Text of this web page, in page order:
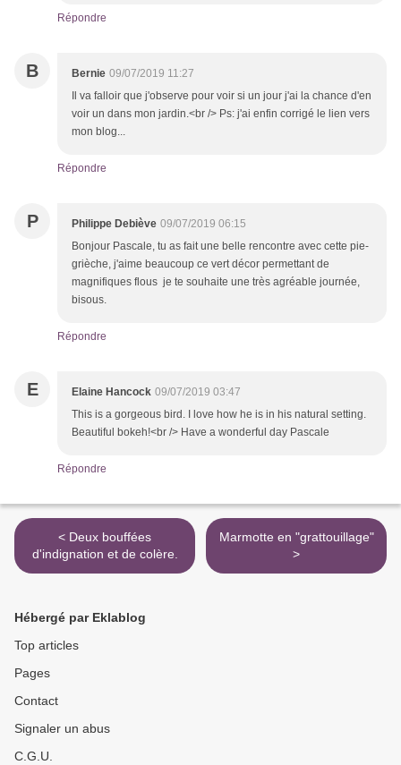
Répondre
B Bernie 09/07/2019 11:27
Il va falloir que j'observe pour voir si un jour j'ai la chance d'en
voir un dans mon jardin.<br /> Ps: j'ai enfin corrigé le lien vers
mon blog...
Répondre
P Philippe Debiève 09/07/2019 06:15
Bonjour Pascale, tu as fait une belle rencontre avec cette pie-
grièche, j'aime beaucoup ce vert décor permettant de
magnifiques flous je te souhaite une très agréable journée,
bisous.
Répondre
E Elaine Hancock 09/07/2019 03:47
This is a gorgeous bird. I love how he is in his natural setting.
Beautiful bokeh!<br /> Have a wonderful day Pascale
Répondre
< Deux bouffées
d'indignation et de colère.
Marmotte en "grattouillage"
>
Hébergé par Eklablog
Top articles
Pages
Contact
Signaler un abus
C.G.U.